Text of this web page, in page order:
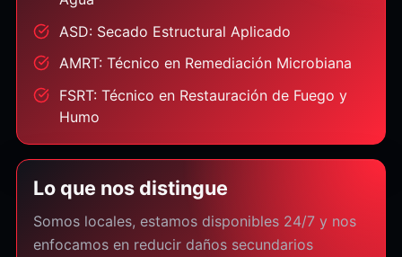
ASD: Secado Estructural Aplicado
AMRT: Técnico en Remediación Microbiana
FSRT: Técnico en Restauración de Fuego y
Humo
Lo que nos distingue
Somos locales, estamos disponibles 24/7 y nos
enfocamos en reducir daños secundarios